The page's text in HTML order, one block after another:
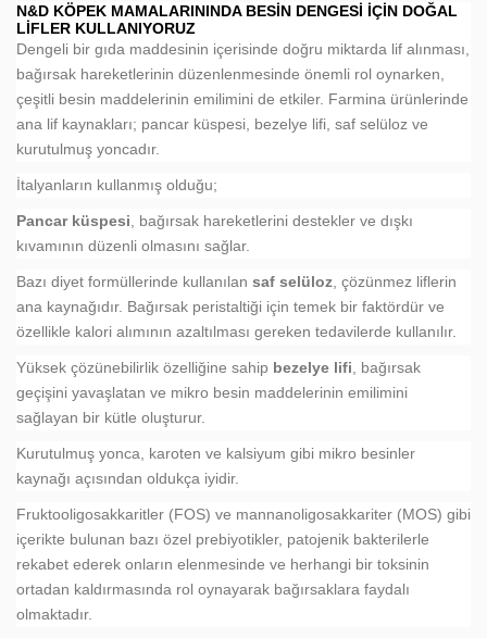
N&D KÖPEK MAMALARININDA BESIN DENGESI İÇIN DOĞAL
LIFLER KULLANIYORUZ
Dengeli bir gıda maddesinin içerisinde doğru miktarda lif alınması,
bağırsak hareketlerinin düzenlenmesinde önemli rol oynarken,
çeşitli besin maddelerinin emilimini de etkiler. Farmina ürünlerinde
ana lif kaynakları; pancar küspesi, bezelye lifi, saf selüloz ve
kurutulmuş yoncadır.
İtalyanların kullanmış olduğu;
Pancar küspesi , bağırsak hareketlerini destekler ve dışkı
kıvamının düzenli olmasını sağlar.
Bazı diyet formüllerinde kullanılan saf selüloz , çözünmez liflerin
ana kaynağıdır. Bağırsak peristaltiği için temek bir faktördür ve
özellikle kalori alımının azaltılması gereken tedavilerde kullanılır.
Yüksek çözünebilirlik özelliğine sahip bezelye lifi , bağırsak
geçişini yavaşlatan ve mikro besin maddelerinin emilimini
sağlayan bir kütle oluşturur.
Kurutulmuş yonca, karoten ve kalsiyum gibi mikro besinler
kaynağı açısından oldukça iyidir.
Fruktooligosakkaritler (FOS) ve mannanoligosakkariter (MOS) gibi
içerikte bulunan bazı özel prebiyotikler, patojenik bakterilerle
rekabet ederek onların elenmesinde ve herhangi bir toksinin
ortadan kaldırmasında rol oynayarak bağırsaklara faydalı
olmaktadır.